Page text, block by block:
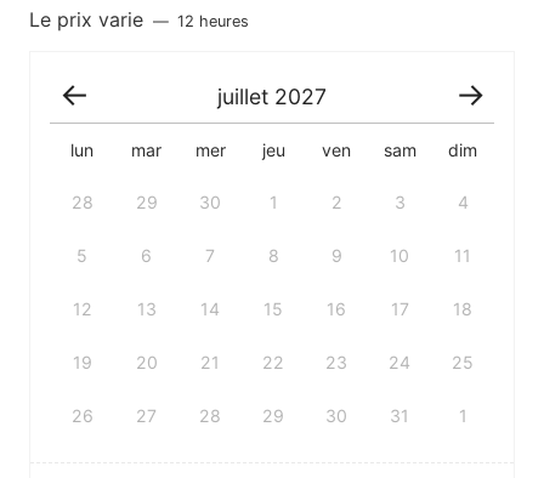
Le prix varie
12 heures
juillet 2027
lun mar mer jeu ven sam dim
28 29 30 1 2 3 4
5 6 7 8 9 10 11
12 13 14 15 16 17 18
19 20 21 22 23 24 25
26 27 28 29 30 31 1